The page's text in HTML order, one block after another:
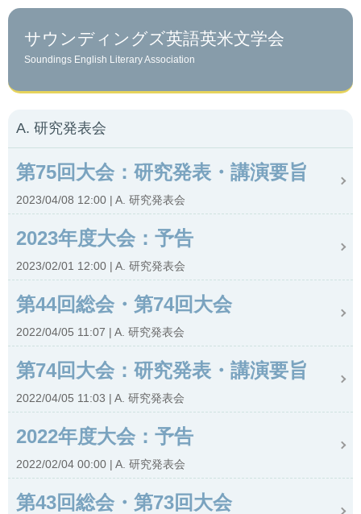
サウンディングズ英語英米文学会
Soundings English Literary Association
A. 研究発表会
第75回大会：研究発表・講演要旨
2023/04/08 12:00 A. 研究発表会
2023年度大会：予告
2023/02/01 12:00 A. 研究発表会
第44回総会・第74回大会
2022/04/05 11:07 A. 研究発表会
第74回大会：研究発表・講演要旨
2022/04/05 11:03 A. 研究発表会
2022年度大会：予告
2022/02/04 00:00 A. 研究発表会
第43回総会・第73回大会